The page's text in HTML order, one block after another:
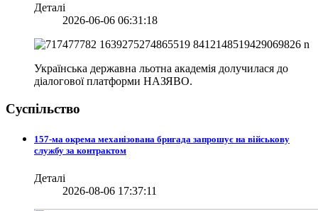
Деталі
2026-06-06 06:31:18
Українська державна льотна академія долучилася до
діалогової платформи НАЗЯВО.
Суспільство
157-ма окрема механізована бригада запрошує на військову
службу за контрактом
Деталі
2026-08-06 17:37:11